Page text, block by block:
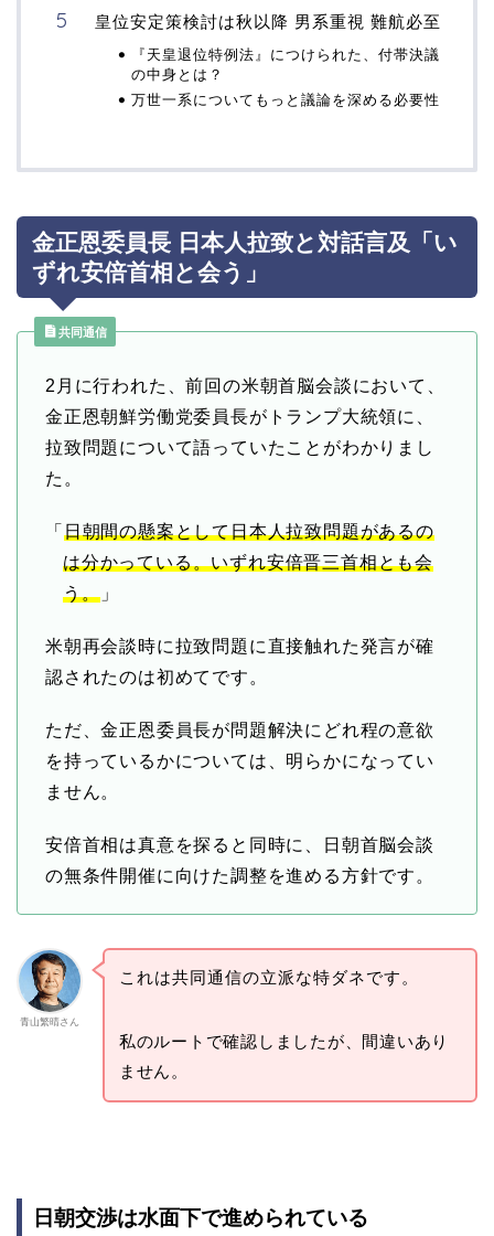
皇位安定策検討は秋以降 男系重視 難航必至
『天皇退位特例法』につけられた、付帯決議
の中身とは？
万世一系についてもっと議論を深める必要性
金正恩委員長 日本人拉致と対話言及「い
ずれ安倍首相と会う」
共同通信
2月に行われた、前回の米朝首脳会談において、
金正恩朝鮮労働党委員長がトランプ大統領に、
拉致問題について語っていたことがわかりまし
た。
「 日朝間の懸案として日本人拉致問題があるの
は分かっている。いずれ安倍晋三首相とも会
う。」
米朝再会談時に拉致問題に直接触れた発言が確
認されたのは初めてです。
ただ、金正恩委員長が問題解決にどれ程の意欲
を持っているかについては、明らかになってい
ません。
安倍首相は真意を探ると同時に、日朝首脳会談
の無条件開催に向けた調整を進める方針です。
青山繁晴さん
これは共同通信の立派な特ダネです。
私のルートで確認しましたが、間違いあり
ません。
日朝交渉は水面下で進められている